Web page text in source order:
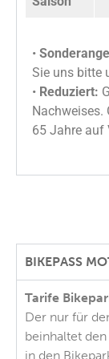
•
Sie uns bitte
• Reduziert:
Nachweises.
65 Jahre auf
BIKEPASS
Tarife
Der nur für
beinhaltet
in den